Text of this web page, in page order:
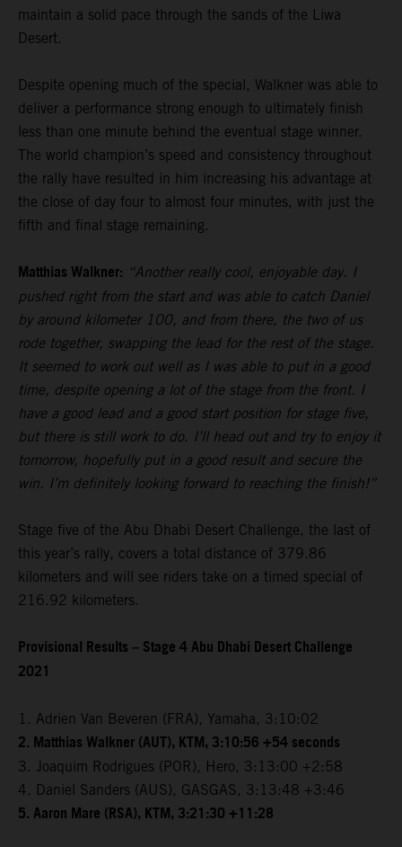
maintain a solid pace through the sands of the Liwa
Desert.
Despite opening much of the special, Walkner was able to
deliver a performance strong enough to ultimately finish
less than one minute behind the eventual stage winner.
The world champion’s speed and consistency throughout
the rally have resulted in him increasing his advantage at
the close of day four to almost four minutes, with just the
fifth and final stage remaining.
Matthias Walkner: “Another really cool, enjoyable day. I
pushed right from the start and was able to catch Daniel
by around kilometer 100, and from there, the two of us
rode together, swapping the lead for the rest of the stage.
It seemed to work out well as I was able to put in a good
time, despite opening a lot of the stage from the front. I
have a good lead and a good start position for stage five,
but there is still work to do. I’ll head out and try to enjoy it
tomorrow, hopefully put in a good result and secure the
win. I’m definitely looking forward to reaching the finish!”
Stage five of the Abu Dhabi Desert Challenge, the last of
this year’s rally, covers a total distance of 379.86
kilometers and will see riders take on a timed special of
216.92 kilometers.
Provisional Results – Stage 4 Abu Dhabi Desert Challenge
2021
1. Adrien Van Beveren (FRA), Yamaha, 3:10:02
2. Matthias Walkner (AUT), KTM, 3:10:56 +54 seconds
3. Joaquim Rodrigues (POR), Hero, 3:13:00 +2:58
4. Daniel Sanders (AUS), GASGAS, 3:13:48 +3:46
5. Aaron Mare (RSA), KTM, 3:21:30 +11:28